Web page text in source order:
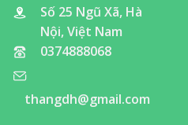
Số 25 Ngũ Xã, Hà
Nội, Việt Nam
0374888068
thangdh@gmail.com